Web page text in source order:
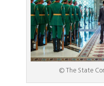
© The State